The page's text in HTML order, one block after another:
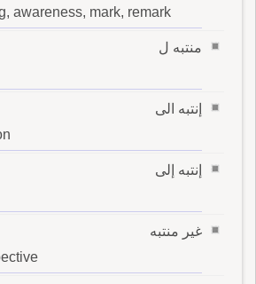
awareness, mark, remark
منتبه ل
إنتبه الى
إنتبه إلى
غير منتبه